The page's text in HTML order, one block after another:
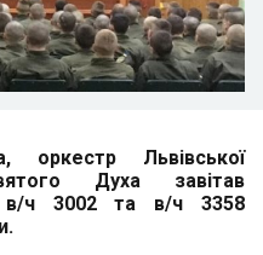
оркестр Львівської
Духа завітав
в/ч 3002 та в/ч 3358